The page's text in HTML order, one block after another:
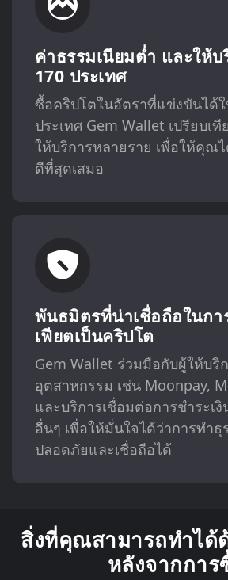
ค่าธรรมเนียมต่ำ และให้บ
170 ประเทศ
ซื้อคริปโตในอัตราที่แข่งขันได้ใ
ประเทศ Gem Wallet เปรียบเ
ให้บริการหลายราย เพื่อให้คุณ
ดีที่สุดเสมอ
พันธมิตรที่น่าเชื่อถือในกา
เฟียตเป็นคริปโต
Gem Wallet ร่วมมือกับผู้ให้บริ
อุตสาหกรรม เช่น Moonpay,
และบริการเชื่อมต่อการชำระเ
อื่นๆ เพื่อให้มั่นใจได้ว่าการทำ
ปลอดภัยและเชื่อถือได้
สิ่งที่คุณสามารถทำได้
หลังจากการ